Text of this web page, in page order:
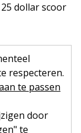
dollar scoor
respecteren.
te passen
door
te